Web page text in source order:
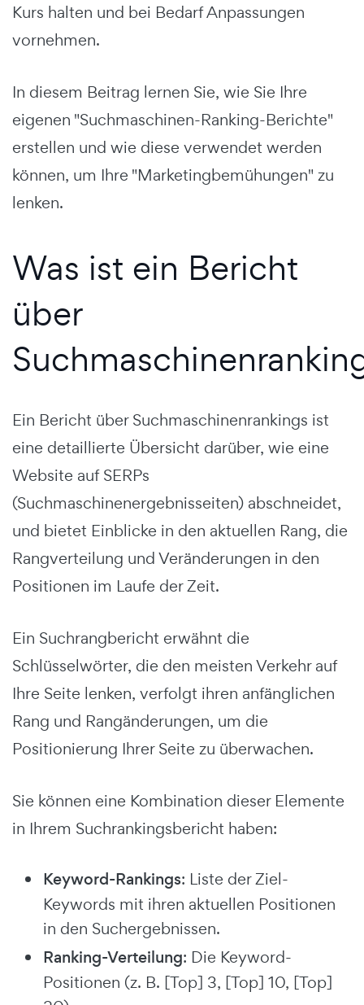
Kurs halten und bei Bedarf Anpassungen
vornehmen.
In diesem Beitrag lernen Sie, wie Sie Ihre
eigenen "Suchmaschinen-Ranking-Berichte"
erstellen und wie diese verwendet werden
können, um Ihre "Marketingbemühungen" zu
lenken.
Was ist ein Bericht
über
Ein Bericht über Suchmaschinenrankings ist
eine detaillierte Übersicht darüber, wie eine
Website auf SERPs
(Suchmaschinenergebnisseiten) abschneidet,
und bietet Einblicke in den aktuellen Rang, die
Rangverteilung und Veränderungen in den
Positionen im Laufe der Zeit.
Ein Suchrangbericht erwähnt die
Schlüsselwörter, die den meisten Verkehr auf
Ihre Seite lenken, verfolgt ihren anfänglichen
Rang und Rangänderungen, um die
Positionierung Ihrer Seite zu überwachen.
Sie können eine Kombination dieser Elemente
in Ihrem Suchrankingsbericht haben:
Keyword-Rankings: Liste der Ziel-
Keywords mit ihren aktuellen Positionen
in den Suchergebnissen.
Ranking-Verteilung: Die Keyword-
Positionen (z. B. [Top] 3, [Top] 10, [Top]